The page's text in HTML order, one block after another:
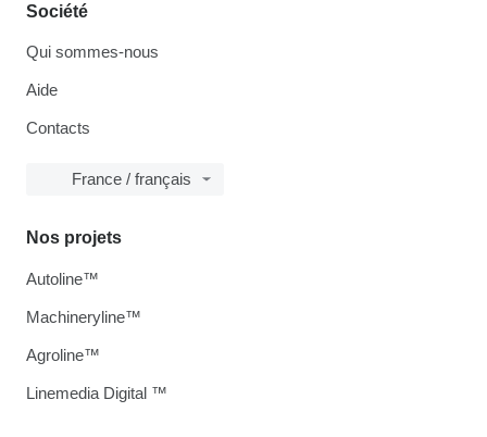
Société
Qui sommes-nous
Aide
Contacts
France / français
Nos projets
Autoline™
Machineryline™
Agroline™
Linemedia Digital ™